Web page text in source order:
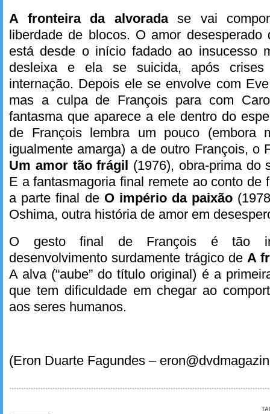
A fronteira da alvoradase vai
liberdade de blocos. O amor
está desde o início fadado ao insucesso
desleixa e ela se suicida, após
internação. Depois ele se envolve com
mas a culpa de François para com
fantasma que aparece a ele dentro do
de François lembra um pouco (embora
igualmente amarga) a de outro François, o
Um amor tão frágil (1976), obra-prima do
E a fantasmagoria final remete ao conto de
a parte final de O império da paixão
Oshima, outra história de amor em
O gesto final de François é tão
desenvolvimento surdamente trágico de A
A alva (“aube” do título original) é a
que tem dificuldade em chegar ao
aos seres humanos.
(Eron Duarte Fagundes –